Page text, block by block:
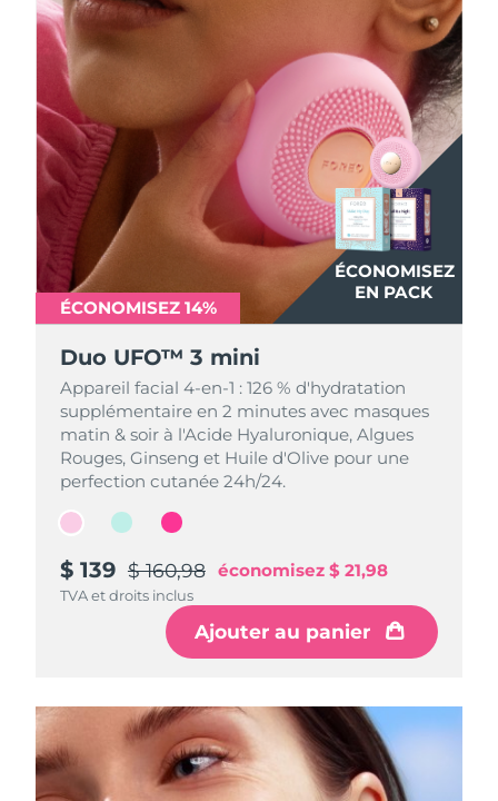
ÉCONOMISEZ
EN PACK
ÉCONOMISEZ 14%
Duo UFO™ 3 mini
Appareil facial 4-en-1 : 126 % d'hydratation
supplémentaire en 2 minutes avec masques
matin & soir à l'Acide Hyaluronique, Algues
Rouges, Ginseng et Huile d'Olive pour une
perfection cutanée 24h/24.
$ 139 $ 160,98 économisez $ 21,98
TVA et droits inclus
Ajouter au panier
ÉCONOMISEZ
EN PACK
ÉCONOMISEZ 14%
Duo UFO™ 3 mini
Appareil facial 4-en-1 : 126 % d'hydratation
supplémentaire en 2 minutes avec masques
matin & soir à l'Acide Hyaluronique, Algues
Rouges, Ginseng et Huile d'Olive pour une
perfection cutanée 24h/24.
$ 139 $ 160,98 économisez $ 21,98
TVA et droits inclus
Ajouter au panier
ÉCONOMISEZ
EN PACK
ÉCONOMISEZ 14%
Duo UFO™ 3 mini
Appareil facial 4-en-1 : 126 % d'hydratation
supplémentaire en 2 minutes avec masques
matin & soir à l'Acide Hyaluronique, Algues
Rouges, Ginseng et Huile d'Olive pour une
perfection cutanée 24h/24.
$ 139 $ 160,98 économisez $ 21,98
TVA et droits inclus
Ajouter au panier